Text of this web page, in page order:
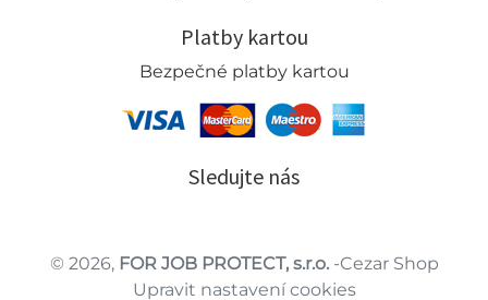
Platby kartou
Bezpečné platby kartou
Sledujte nás
© 2026, FOR JOB PROTECT, s.r.o.-Cezar Shop
Upravit nastavení cookies